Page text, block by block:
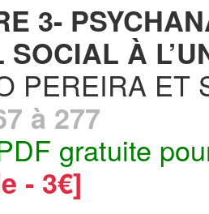
3-
SOCIAL À
PEREIRA ET
à 277
gratuite
- 3€]